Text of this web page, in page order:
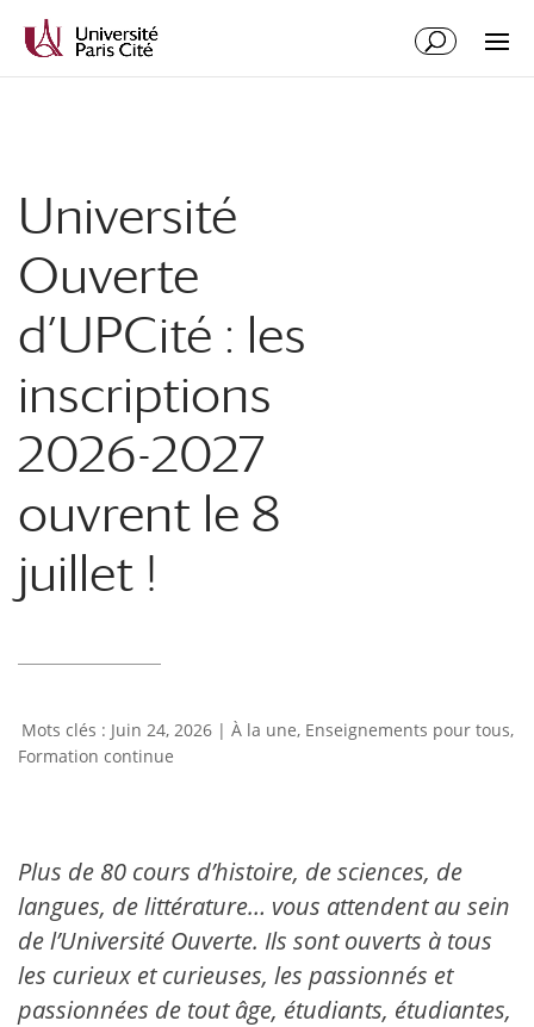
Université
Ouverte
d’UPCité : les
inscriptions
2026-2027
ouvrent le 8
juillet !
Juin 24, 2026 | À la une, Enseignements pour tous,
Formation continue
Plus de 80 cours d’histoire, de sciences, de
langues, de littérature… vous attendent au sein
de l’Université Ouverte. Ils sont ouverts à tous
les curieux et curieuses, les passionnés et
passionnées de tout âge, étudiants, étudiantes,